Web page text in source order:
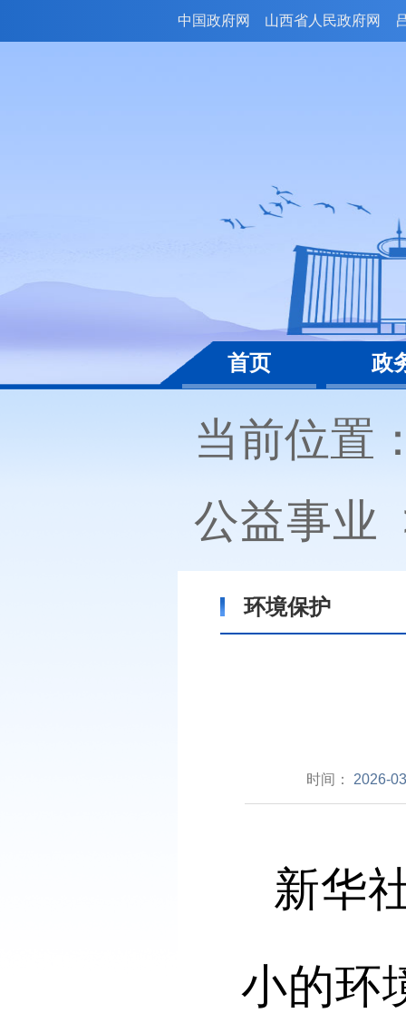
中国政府网 山西省人民政府网
首页 政
当前位置
公益事业
环境保护
时间： 2026-
新华
小的环